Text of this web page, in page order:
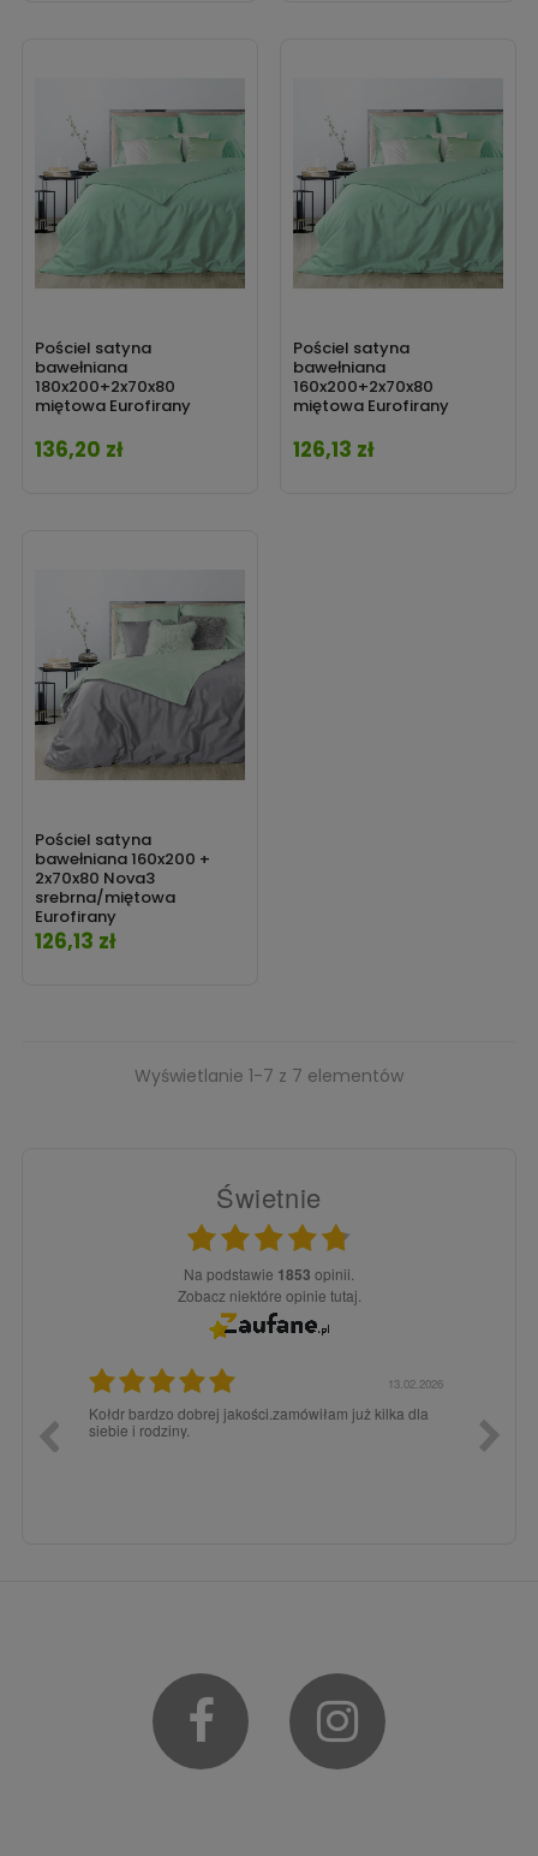
Pościel satyna
bawełniana
180x200+2x70x80
miętowa Eurofirany
Cena
136,20 zł
Pościel satyna
bawełniana
160x200+2x70x80
miętowa Eurofirany
Cena
126,13 zł
Pościel satyna
bawełniana 160x200 +
2x70x80 Nova3
srebrna/miętowa
Eurofirany
Cena
126,13 zł
Wyświetlanie 1-7 z 7 elementów
Świetnie
Na podstawie 1853 opinii.
Zobacz niektóre opinie tutaj.
13.02.2026 15.12.2025
Zawsze było super pod każdym względem, dlatego
chętnie tutaj wracam.
Facebook